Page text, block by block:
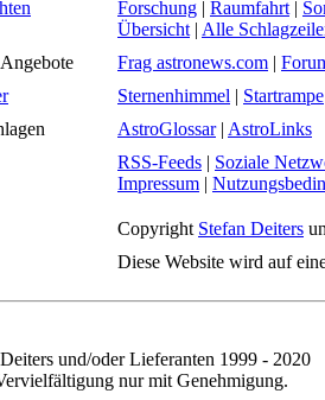
Forschung | Raumfahrt |
Übersicht | Alle
Frag astronews.com |
Sternenhimmel | Startrampe
AstroGlossar| AstroLinks
RSS-Feeds | Soziale
Impressum |
Copyright Stefan Deiters
Diese Website wird auf
und/oder Lieferanten 1999 - 2020
nur mit Genehmigung.